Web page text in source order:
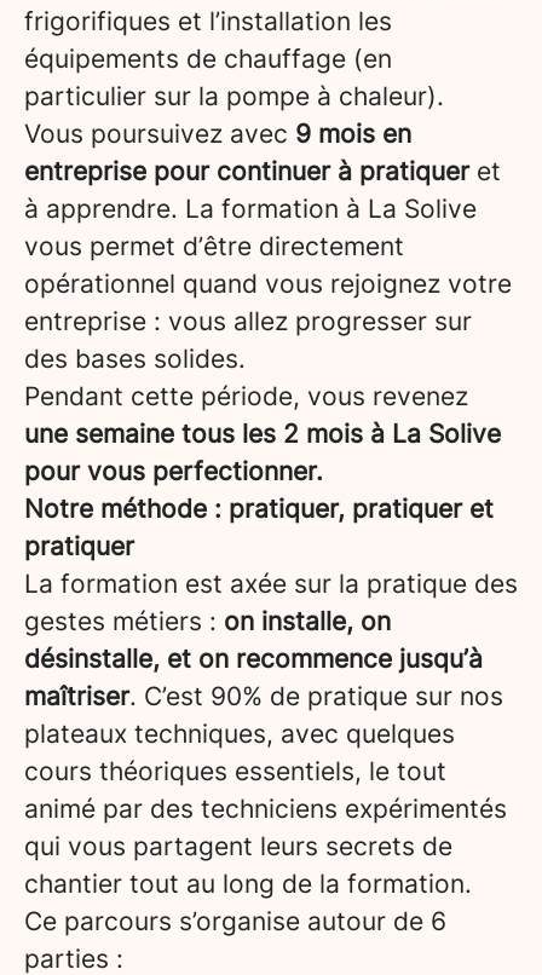
frigorifiques et l’installation les
équipements de chauffage (en
particulier sur la pompe à chaleur).
Vous poursuivez avec 9 mois en
entreprise pour continuer à pratiqueret
à apprendre. La formation à La Solive
vous permet d’être directement
opérationnel quand vous rejoignez votre
entreprise : vous allez progresser sur
des bases solides.
Pendant cette période, vous revenez
une semaine tous les 2 mois à La Solive
pour vous perfectionner.
Notre méthode : pratiquer, pratiquer et
pratiquer
La formation est axée sur la pratique des
gestes métiers : on installe, on
désinstalle, et on recommence jusqu’à
maîtriser. C’est 90% de pratique sur nos
plateaux techniques, avec quelques
cours théoriques essentiels, le tout
animé par des techniciens expérimentés
qui vous partagent leurs secrets de
chantier tout au long de la formation.
Ce parcours s’organise autour de 6
parties :